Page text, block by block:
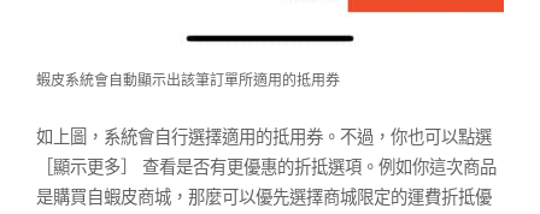
蝦皮系統會自動顯示出該筆訂單所適用的抵用券
如上圖，系統會自行選擇適用的抵用券。不過，你也可以點選
［顯示更多］ 查看是否有更優惠的折抵選項。例如你這次商品
是購買自蝦皮商城，那麼可以優先選擇商城限定的運費折抵優